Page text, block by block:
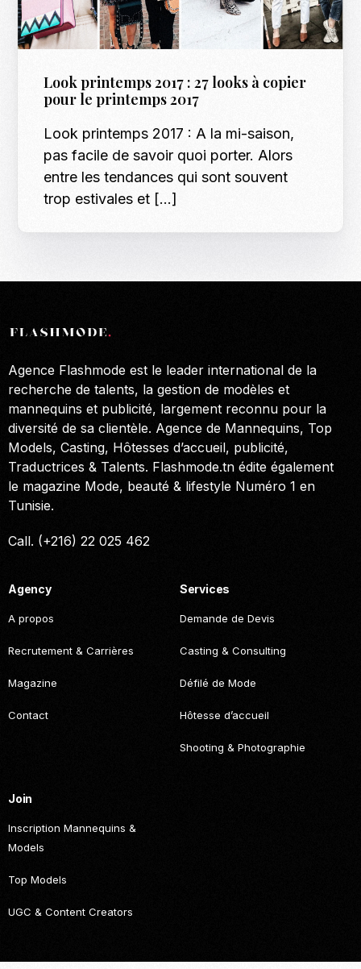
Look printemps 2017 : 27 looks à copier
pour le printemps 2017
Look printemps 2017 : A la mi-saison,
pas facile de savoir quoi porter. Alors
entre les tendances qui sont souvent
trop estivales et […]
Agence Flashmode est le leader international de la
recherche de talents, la gestion de modèles et
mannequins et publicité, largement reconnu pour la
diversité de sa clientèle. Agence de Mannequins, Top
Models, Casting, Hôtesses d’accueil, publicité,
Traductrices & Talents. Flashmode.tn édite également
le magazine Mode, beauté & lifestyle Numéro 1 en
Tunisie.
Call. (+216) 22 025 462
Agency
A propos
Recrutement & Carrières
Magazine
Contact
Services
Demande de Devis
Casting & Consulting
Défilé de Mode
Hôtesse d’accueil
Shooting & Photographie
Join
Inscription Mannequins &
Models
Top Models
UGC & Content Creators